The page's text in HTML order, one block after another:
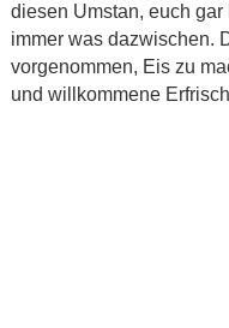
diesen Umstan, euch
immer was dazwischen.
vorgenommen, Eis zu
und willkommene